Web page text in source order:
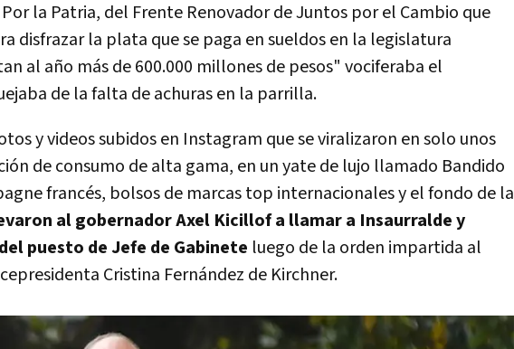
la Patria, del Frente Renovador de Juntos por el Cambio que
disfrazar la plata que se paga en sueldos en la legislatura
al año más de 600.000 millones de pesos" vociferaba el
de la falta de achuras en la parrilla.
y videos subidos en Instagram que se viralizaron en solo unos
de consumo de alta gama, en un yate de lujo llamado Bandido
francés, bolsos de marcas top internacionales y el fondo de la
al gobernador Axel Kicillof a llamar a Insaurralde y
puesto de Jefe de Gabinete luego de la orden impartida al
Cristina Fernández de Kirchner.